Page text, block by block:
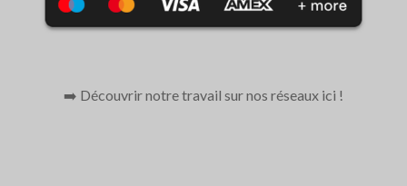
➡️ Découvrir notre travail sur nos réseaux ici !